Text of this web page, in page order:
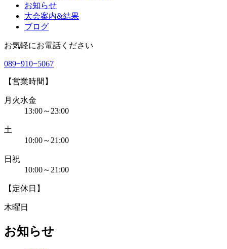
お知らせ
大会案内&結果
ブログ
お気軽にお電話ください
089−910−5067
【営業時間】
月火水金
13:00～23:00
土
10:00～21:00
日祝
10:00～21:00
【定休日】
木曜日
お知らせ